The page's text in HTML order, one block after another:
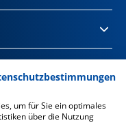
um für Sie ein optimales
über die Nutzung